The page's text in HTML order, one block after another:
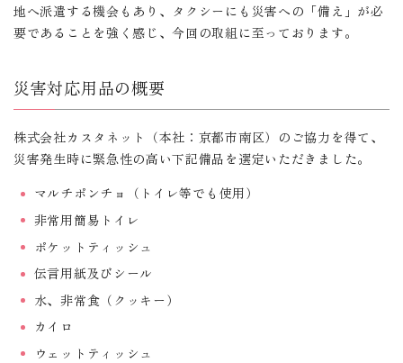
地へ派遣する機会もあり、タクシーにも災害への「備え」が必
要であることを強く感じ、今回の取組に至っております。
災害対応用品の概要
株式会社カスタネット（本社：京都市南区）のご協力を得て、
災害発生時に緊急性の高い下記備品を選定いただきました。
マルチポンチョ（トイレ等でも使用）
非常用簡易トイレ
ポケットティッシュ
伝言用紙及びシール
水、非常食（クッキー）
カイロ
ウェットティッシュ